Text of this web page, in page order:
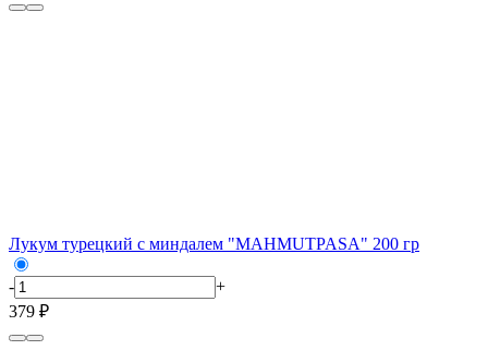
Лукум турецкий с миндалем "MAHMUTPASA" 200 гр
-
+
379 ₽